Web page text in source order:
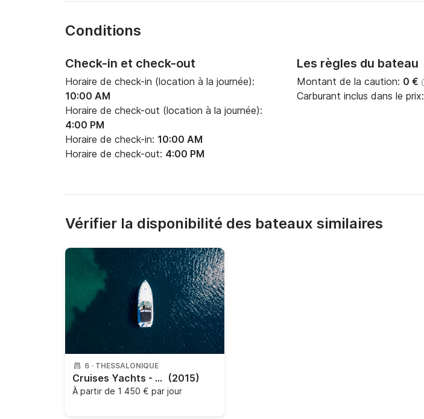
Conditions
Check-in et check-out
Horaire de check-in (location à la journée):
10:00 AM
Horaire de check-out (location à la journée):
4:00 PM
Horaire de check-in: 10:00 AM
Horaire de check-out: 4:00 PM
Les règles du bateau
Montant de la caution: 0 €
Carburant inclus dans le prix:
Vérifier la disponibilité des bateaux similaires
6 · THESSALONIQUE
Cruises Yachts - Cruises Yachts 3470 (2015)
À partir de 1 450 € par jour